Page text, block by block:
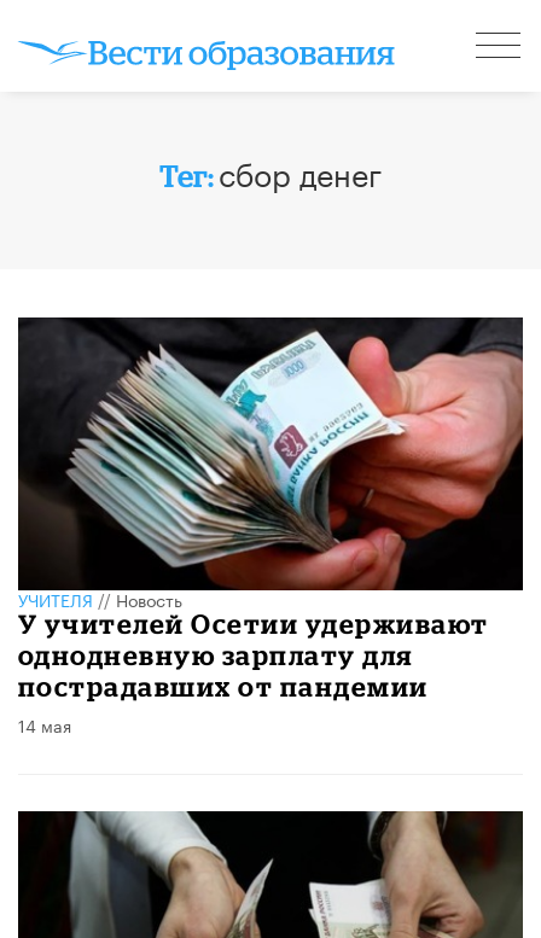
Тег:сбор денег
УЧИТЕЛЯ//Новость
У учителей Осетии удерживают
однодневную зарплату для
пострадавших от пандемии
14 мая